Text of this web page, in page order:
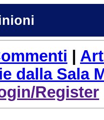
dalla Sala
Register